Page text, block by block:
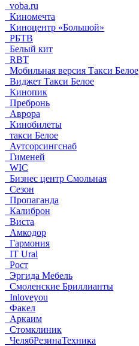
voba.ru
Киномечта
Киноцентр «Большой»
РБТВ
Белый кит
RBT
Мобильная версия Такси Белое
Виджет Такси Белое
Кинопик
Пребронь
Аврора
Кинобилеты
такси Белое
Аутсорсингснаб
Гименей
WIC
Бизнес центр Смольная
Сезон
Пропаганда
Калиброн
Виста
Амкодор
Гармония
IT Ural
Рост
Эргида Мебель
Смоленские Бриллианты
Inloveyou
Факел
Аркаим
Стомклиник
ЧелябРезинаТехника